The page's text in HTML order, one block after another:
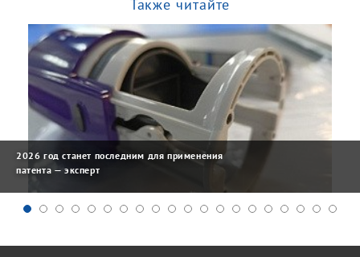
Также читайте
2026 год станет последним для применения
патента — эксперт